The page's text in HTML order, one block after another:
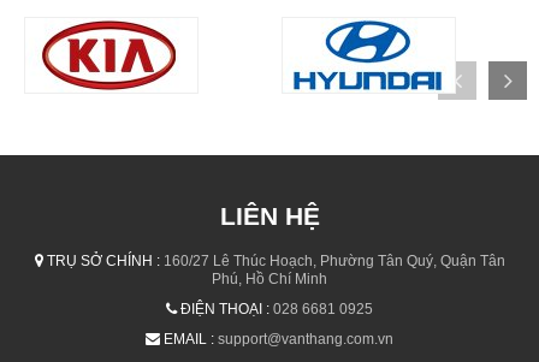
LIÊN HỆ
TRỤ SỞ CHÍNH :160/27 Lê Thúc Hoạch, Phường Tân Quý, Quận Tân
Phú, Hồ Chí Minh
ĐIỆN THOẠI : 028 6681 0925
EMAIL : support@vanthang.com.vn